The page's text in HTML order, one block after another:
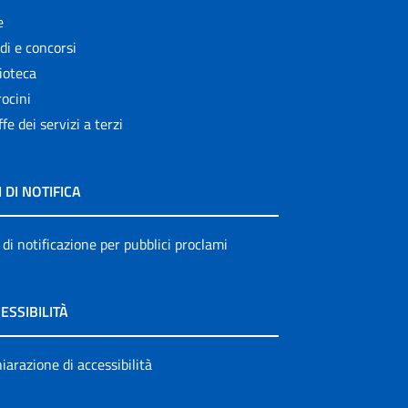
e concorsi
dei servizi a terzi
DI NOTIFICA
notificazione per pubblici proclami
di accessibilità